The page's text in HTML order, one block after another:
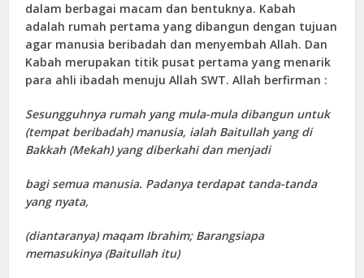
dalam berbagai macam dan bentuknya. Kabah
adalah rumah pertama yang dibangun dengan tujuan
agar manusia beribadah dan menyembah Allah. Dan
Kabah merupakan titik pusat pertama yang menarik
para ahli ibadah menuju Allah SWT. Allah berfirman :
Sesungguhnya rumah yang mula-mula dibangun untuk
(tempat beribadah) manusia, ialah Baitullah yang di
Bakkah (Mekah) yang diberkahi dan menjadi
bagi semua manusia. Padanya terdapat tanda-tanda
yang nyata,
(diantaranya) maqam Ibrahim; Barangsiapa
memasukinya (Baitullah itu)